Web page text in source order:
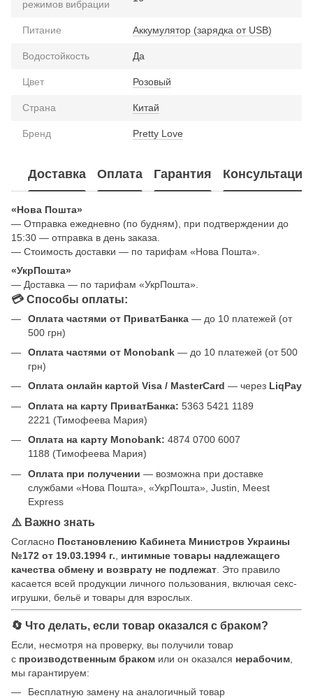
режимов вибрации
Питание Аккумулятор (зарядка от USB)
Водостойкость Да
Цвет Розовый
Страна Китай
Бренд Pretty Love
Доставка Оплата Гарантия Консультация
«Нова Пошта»
— Отправка ежедневно (по будням), при подтверждении до
15:30 — отправка в день заказа.
— Стоимость доставки — по тарифам «Нова Пошта».
«УкрПошта»
— Доставка — по тарифам «УкрПошта».
💳 Способы оплаты:
Оплата частями от ПриватБанка — до 10 платежей (от
500 грн)
Оплата частями от Monobank — до 10 платежей (от 500
грн)
Оплата онлайн картой Visa / MasterCard — через LiqPay
Оплата на карту ПриватБанка: 5363 5421 1189
2221 (Тимофеева Мария)
Оплата на карту Monobank: 4874 0700 6007
1188 (Тимофеева Мария)
Оплата при получении — возможна при доставке
службами «Нова Пошта», «УкрПошта», Justin, Meest
Express
⚠️ Важно знать
Согласно Постановлению Кабинета Министров Украины
№172 от 19.03.1994 г.
интимные товары надлежащего
качества обмену и возврату не подлежат . Это правило
касается всей продукции личного пользования, включая секс-
игрушки, бельё и товары для взрослых.
🔄 Что делать, если товар оказался с браком?
Если, несмотря на проверку, вы получили товар
с производственным браком или он оказался нерабочим
мы гарантируем:
Бесплатную замену на аналогичный товар